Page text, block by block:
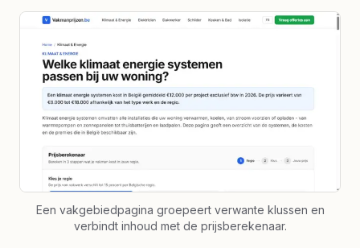
Een vakgebiedpagina groepeert verwante klussen en
verbindt inhoud met de prijsberekenaar.